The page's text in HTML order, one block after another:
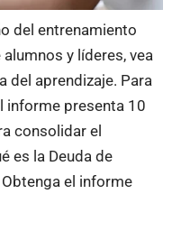
del entrenamiento
y líderes, vea
del aprendizaje. Para
informe presenta 10
consolidar el
es la Deuda de
el informe